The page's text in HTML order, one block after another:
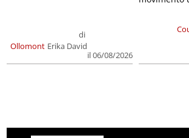
Ollomont
di
Erika David
il 06/08/2026